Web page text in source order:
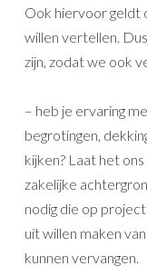
Ook hiervoor geldt
willen vertellen.
zijn, zodat we ook
– heb je ervaring
begrotingen,
kijken? Laat het
zakelijke
nodig die op
uit willen maken
kunnen vervangen.